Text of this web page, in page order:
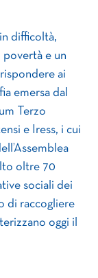
difficoltà,
povertà e un
ai
emersa dal
Terzo
e Iress, i cui
oltre 70
sociali dei
di raccogliere
oggi il